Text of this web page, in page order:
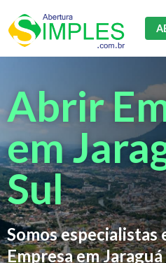
Abrir
em
Sul
Somos
Empresa em